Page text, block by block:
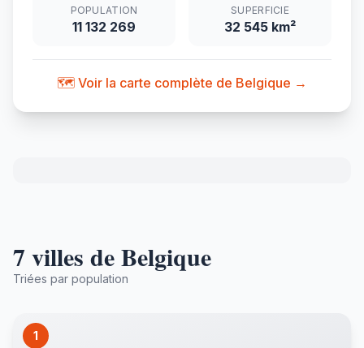
POPULATION
11 132 269
SUPERFICIE
32 545 km²
🗺️ Voir la carte complète de Belgique →
7 villes de Belgique
Triées par population
1